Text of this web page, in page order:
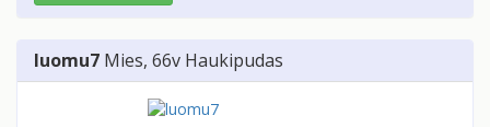
luomu7 Mies, 66v Haukipudas